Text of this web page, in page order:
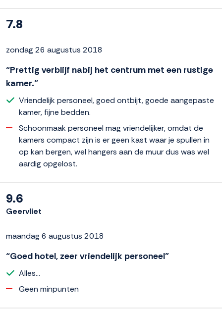
7.8
zondag 26 augustus 2018
“Prettig verblijf nabij het centrum met een rustige
kamer.”
Vriendelijk personeel, goed ontbijt, goede aangepaste
kamer, fijne bedden.
Schoonmaak personeel mag vriendelijker, omdat de
kamers compact zijn is er geen kast waar je spullen in
op kan bergen, wel hangers aan de muur dus was wel
aardig opgelost.
9.6
Geervliet
maandag 6 augustus 2018
“Goed hotel, zeer vriendelijk personeel”
Alles...
Geen minpunten